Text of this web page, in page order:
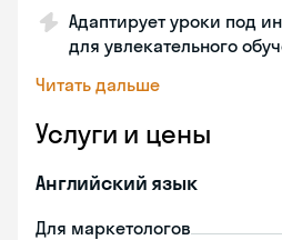
Адаптирует уроки под
для увлекательного
Читать дальше
Услуги и цены
Английский язык
Для маркетологов